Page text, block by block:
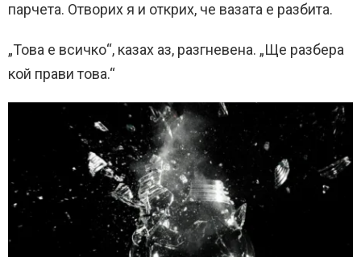
парчета. Отворих я и открих, че вазата е разбита.
„Това е всичко“, казах аз, разгневена. „Ще разбера
кой прави това.“